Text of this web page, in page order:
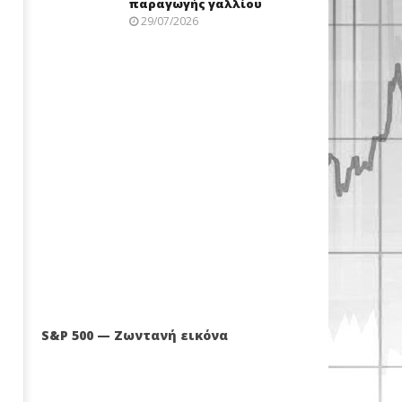
παραγωγής γαλλίου
29/07/2026
S&P 500 — Ζωντανή εικόνα